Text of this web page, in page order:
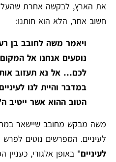
את הארץ, לבקשה אחרת
חשוב אחר, הלא הוא חותנו:
ויאמר משה לחובב בן
נוסעים אנחנו אל
לכם… אל נא תעזוב
במדבר והיית לנו
הטוב ההוא אשר ייטיב
משה מבקש מחובב שיישאר
לעיניים. המפרשים נוטים לפרש
לעיניים" באופן אלגורי,